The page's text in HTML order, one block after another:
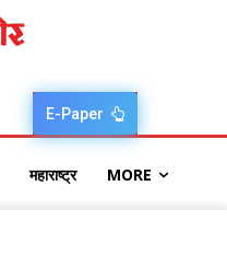
E-Paper
महाराष्ट्र MORE